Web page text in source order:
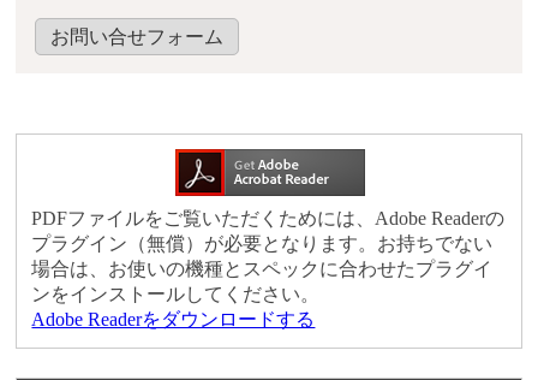
お問い合せフォーム
PDFファイルをご覧いただくためには、Adobe Readerの
プラグイン（無償）が必要となります。お持ちでない
場合は、お使いの機種とスペックに合わせたプラグイ
ンをインストールしてください。
Adobe Readerをダウンロードする